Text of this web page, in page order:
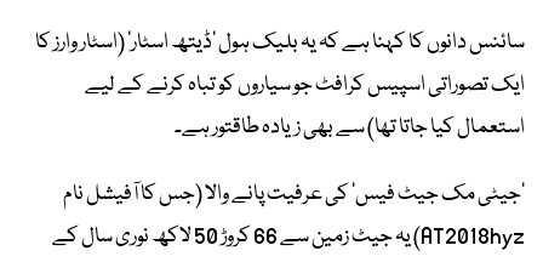
سائنس دانوں کا کہنا ہے کہ یہ بلیک ہول ’ڈیتھ اسٹار‘ (اسٹار وارز کا
ایک تصوراتی اسپیس کرافٹ جو سیاروں کو تباہ کرنے کے لیے
استعمال کیا جاتا تھا) سے بھی زیادہ طاقتور ہے۔
’جیٹی مک جیٹ فیس‘ کی عرفیت پانے والا (جس کا آفیشل نام
AT2018hyz) یہ جیٹ زمین سے 66 کروڑ 50 لاکھ نوری سال کے